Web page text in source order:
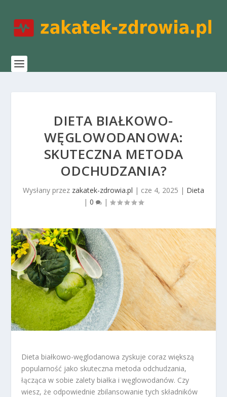
DIETA BIAŁKOWO-
WĘGLOWODANOWA:
SKUTECZNA METODA
ODCHUDZANIA?
Wysłany przez zakatek-zdrowia.pl | cze 4, 2025 | Dieta
| 0 |
Dieta białkowo-węglodanowa zyskuje coraz większą
popularność jako skuteczna metoda odchudzania,
łącząca w sobie zalety białka i węglowodanów. Czy
wiesz, że odpowiednie zbilansowanie tych składników